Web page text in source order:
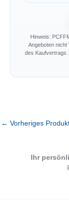
Hinweis:
Angeboten nicht
des
← Vorheriges
Ihr